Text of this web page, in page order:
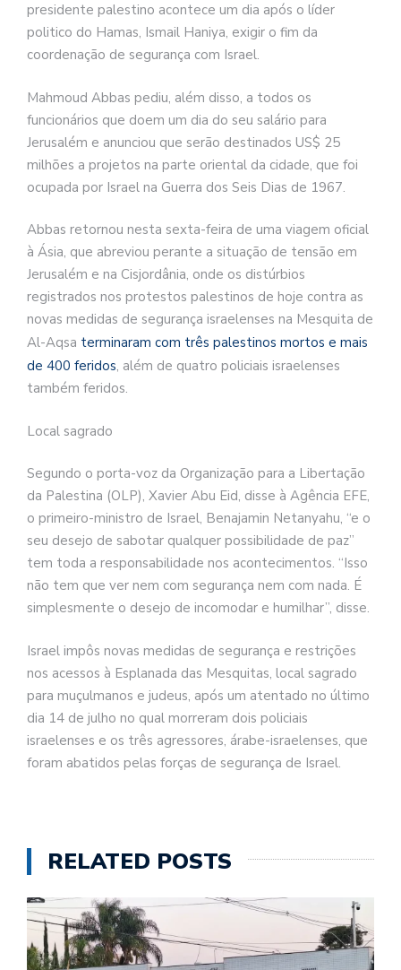
presidente palestino acontece um dia após o líder
politico do Hamas, Ismail Haniya, exigir o fim da
coordenação de segurança com Israel.
Mahmoud Abbas pediu, além disso, a todos os
funcionários que doem um dia do seu salário para
Jerusalém e anunciou que serão destinados US$ 25
milhões a projetos na parte oriental da cidade, que foi
ocupada por Israel na Guerra dos Seis Dias de 1967.
Abbas retornou nesta sexta-feira de uma viagem oficial
à Ásia, que abreviou perante a situação de tensão em
Jerusalém e na Cisjordânia, onde os distúrbios
registrados nos protestos palestinos de hoje contra as
novas medidas de segurança israelenses na Mesquita de
Al-Aqsa terminaram com três palestinos mortos e mais
de 400 feridos, além de quatro policiais israelenses
também feridos.
Local sagrado
Segundo o porta-voz da Organização para a Libertação
da Palestina (OLP), Xavier Abu Eid, disse à Agência EFE,
o primeiro-ministro de Israel, Benajamin Netanyahu, “e o
seu desejo de sabotar qualquer possibilidade de paz”
tem toda a responsabilidade nos acontecimentos. “Isso
não tem que ver nem com segurança nem com nada. É
simplesmente o desejo de incomodar e humilhar”, disse.
Israel impôs novas medidas de segurança e restrições
nos acessos à Esplanada das Mesquitas, local sagrado
para muçulmanos e judeus, após um atentado no último
dia 14 de julho no qual morreram dois policiais
israelenses e os três agressores, árabe-israelenses, que
foram abatidos pelas forças de segurança de Israel.
RELATED POSTS